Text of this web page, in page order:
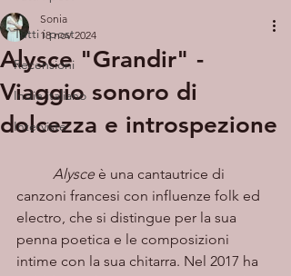
Tutti i post
Recensioni
Indie italiano
Interviste
Alysce "Grandir" -
Viaggio sonoro di
dolcezza e introspezione
Sonia
18 nov 2024
Alysce è una cantautrice di
canzoni francesi con influenze folk ed
electro, che si distingue per la sua
penna poetica e le composizioni
intime con la sua chitarra. Nel 2017 ha